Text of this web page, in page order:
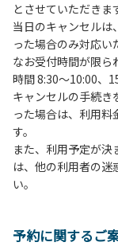
予約いただいた方
基本的に、テン
管理棟にてチェッ
時前にお越しの
続きを行ってくだ
手続きを行ってく
４、車両は、荷
ださい。
５、チェックア
午後5時まで）で
方や使用人数が増
ら午前10時まで
とさせていただきま
当日のキャンセルは
った場合のみ対応い
なお受付時間が限ら
時間 8:30～10:00、
キャンセルの手続き
った場合は、利用料
す。
また、利用予定が決
は、他の利用者の
い。
予約に関するご